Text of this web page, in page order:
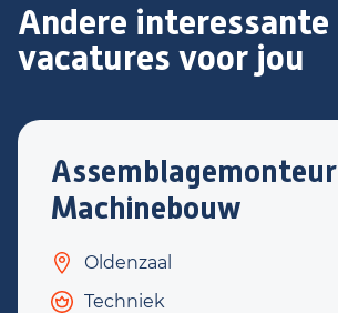
Andere interessante
vacatures voor jou
Assemblagemonteur
Machinebouw
Oldenzaal
Techniek